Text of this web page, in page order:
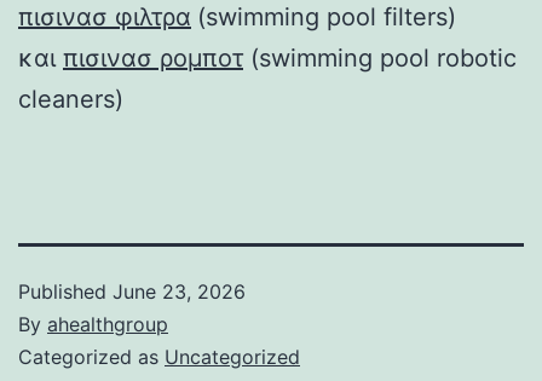
πισινασ φιλτρα (swimming pool filters)
και πισινασ ρομποτ (swimming pool robotic
cleaners)
Published June 23, 2026
By ahealthgroup
Categorized as Uncategorized